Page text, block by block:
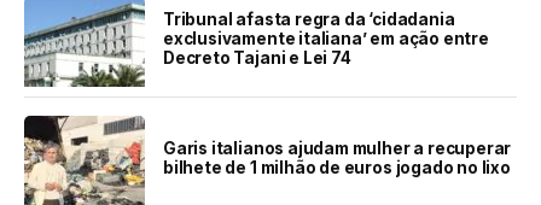
Tribunal afasta regra da ‘cidadania
exclusivamente italiana’ em ação entre
Decreto Tajani e Lei 74
Garis italianos ajudam mulher a recuperar
bilhete de 1 milhão de euros jogado no lixo